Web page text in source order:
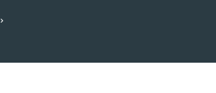
pouvez faire dérouler.